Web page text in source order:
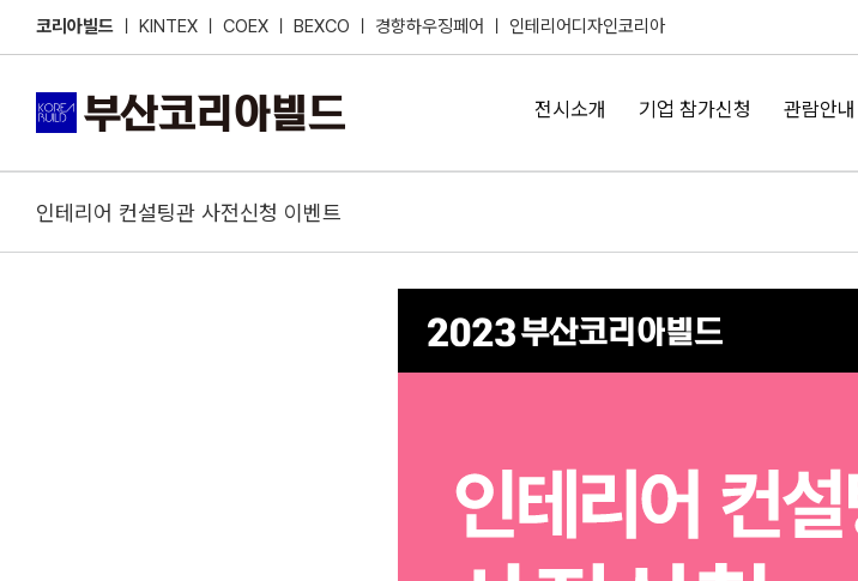
코리아빌드 ㅣ KINTEX ㅣ COEX ㅣ BEXCO ㅣ 경향하우징페어 ㅣ 인테리어디자인코리아
전시소개 기업 참가신청 관람안내
인테리어 컨설팅관 사전신청 이벤트